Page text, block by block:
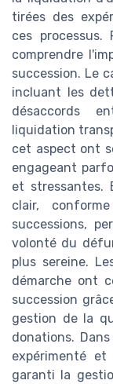
tirées des
ces
comprendre
succession. Le
incluant les
désaccords
liquidation
cet aspect ont
engageant
et stressantes.
clair,
successions,
volonté du
plus sereine.
démarche ont
succession
gestion de la
donations.
expérimenté
garanti la